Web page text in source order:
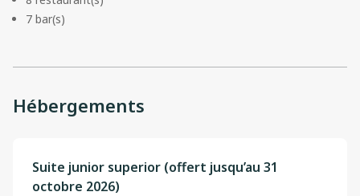
7 bar(s)
Hébergements
Suite junior superior (offert jusqu’au 31
octobre 2026)